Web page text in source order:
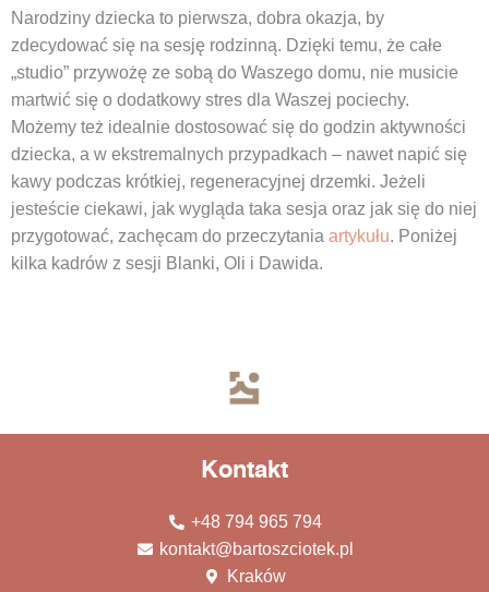
Narodziny dziecka to pierwsza, dobra okazja, by
zdecydować się na sesję rodzinną. Dzięki temu, że całe
„studio” przywożę ze sobą do Waszego domu, nie musicie
martwić się o dodatkowy stres dla Waszej pociechy.
Możemy też idealnie dostosować się do godzin aktywności
dziecka, a w ekstremalnych przypadkach – nawet napić się
kawy podczas krótkiej, regeneracyjnej drzemki. Jeżeli
jesteście ciekawi, jak wygląda taka sesja oraz jak się do niej
przygotować, zachęcam do przeczytania artykułu. Poniżej
kilka kadrów z sesji Blanki, Oli i Dawida.
Kontakt
+48 794 965 794
kontakt@bartoszciotek.pl
Kraków